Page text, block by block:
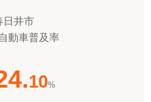
日井市
動車普及率
10%